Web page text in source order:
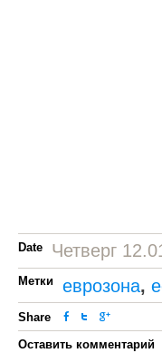
Date Четверг
Метки еврозона,
Share
Оставить комментарий